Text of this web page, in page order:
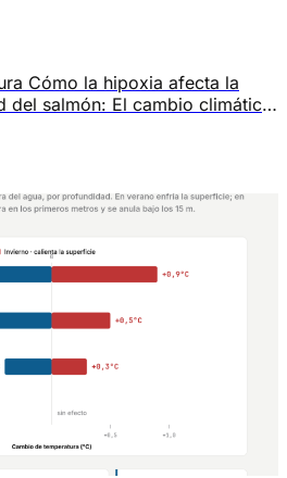
Cómo la hipoxia afecta la
del salmón: El cambio climático
acuícola no es inmune a
aumento de la temperatura